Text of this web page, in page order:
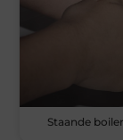
Staande